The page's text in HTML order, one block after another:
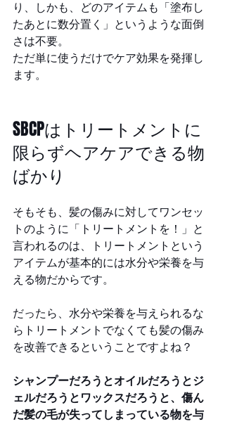
り、しかも、どのアイテムも「塗布し
たあとに数分置く」というような面倒
さは不要。
ただ単に使うだけでケア効果を発揮し
ます。
SBCPはトリートメントに
限らずヘアケアできる物
ばかり
そもそも、髪の傷みに対してワンセッ
トのように「トリートメントを！」と
言われるのは、トリートメントという
アイテムが基本的には水分や栄養を与
える物だからです。
だったら、水分や栄養を与えられるな
らトリートメントでなくても髪の傷み
を改善できるということですよね？
シャンプーだろうとオイルだろうとジ
ェルだろうとワックスだろうと、傷ん
だ髪の毛が失ってしまっている物を与